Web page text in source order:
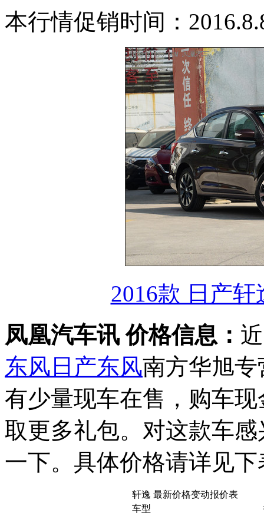
本行情促销时间：
2016款 日产
凤凰汽车讯 价格信息：
东风日产东风南方华旭
有少量现车在售，购车
取更多礼包。对这款车
一下。具体价格请详见下
轩逸 最新价格变动报价表
车型